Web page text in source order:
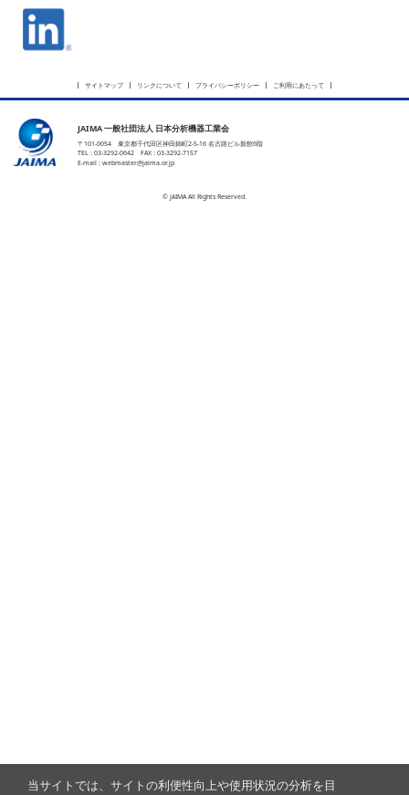
サイトマップ リンクについて プライバシーポリシー ご利用にあたって
JAIMA 一般社団法人 日本分析機器工業会
〒101-0054 東京都千代田区神田錦町2-5-16 名古路ビル新館6階
TEL : 03-3292-0642 FAX : 03-3292-7157
E-mail : webmaster@jaima.or.jp
© JAIMA All Rights Reserved.
当サイトでは、サイトの利便性向上や使用状況の分析を目